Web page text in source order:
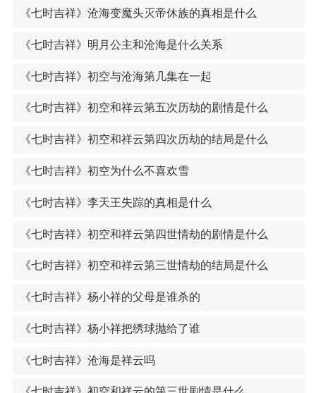
《七时吉祥》沧海变魔头灭帝休族的真相是什么
《七时吉祥》明月公主和沧海是什么关系
《七时吉祥》初空与沧海第几集在一起
《七时吉祥》初空和祥云第五次历劫的剧情是什么
《七时吉祥》初空和祥云第四次历劫的结局是什么
《七时吉祥》初空为什么不喜欢雪
《七时吉祥》李天王失踪的真相是什么
《七时吉祥》初空和祥云第四世情劫的剧情是什么
《七时吉祥》初空和祥云第三世情劫的结局是什么
《七时吉祥》杨小祥的父母是谁杀的
《七时吉祥》杨小祥把绣球抛给了谁
《七时吉祥》沧海是祥云吗